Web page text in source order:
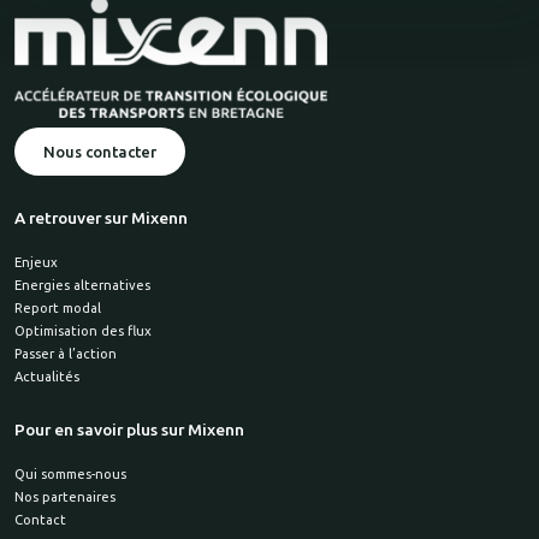
Nous contacter
A retrouver sur Mixenn
Enjeux
Energies alternatives
Report modal
Optimisation des flux
Passer à l’action
Actualités
Pour en savoir plus sur Mixenn
Qui sommes-nous
Nos partenaires
Contact